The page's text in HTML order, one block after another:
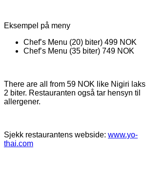
Eksempel på meny
Chef’s Menu (20) biter) 499 NOK
Chef’s Menu (35 biter) 749 NOK
There are all from 59 NOK like Nigiri laks
2 biter. Restauranten også tar hensyn til
allergener.
Sjekk restaurantens webside: www.yo-
thai.com